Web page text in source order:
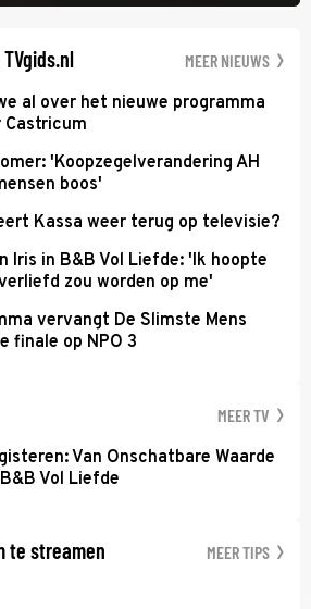
James Barr naar hem vraagt.
MEER NIEUWS
al over het nieuwe programma
'Koopzegelverandering AH
boos'
Kassa weer terug op televisie?
Iris in B&B Vol Liefde: 'Ik hoopte
zou worden op me'
vervangt De Slimste Mens
finale op NPO 3
MEER TV
Van Onschatbare Waarde
Vol Liefde
te streamen MEER TIPS